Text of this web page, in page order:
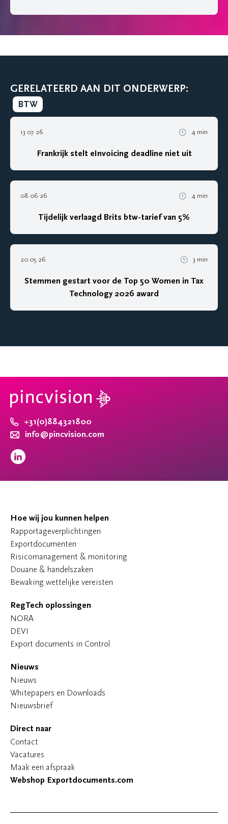
GERELATEERD AAN DIT ONDERWERP:
BTW
13 07 26 4 min
Frankrijk stelt eInvoicing deadline niet uit
08 06 26 4 min
Tijdelijk verlaagd Brits btw-tarief van 5%
20 05 26 3 min
Stemmen gestart voor de Top 50 Women in Tax
Technology 2026 award
+31(0)884321800
info@pincvision.com
Hoe wij jou kunnen helpen
Rapportageverplichtingen
Exportdocumenten
Risicomanagement & monitoring
Douane & handelszaken
Bewaking wettelijke vereisten
RegTech oplossingen
NORA
DEVI
Export documents in Control
Nieuws
Nieuws
Whitepapers en Downloads
Nieuwsbrief
Direct naar
Contact
Vacatures
Maak een afspraak
Webshop Exportdocuments.com